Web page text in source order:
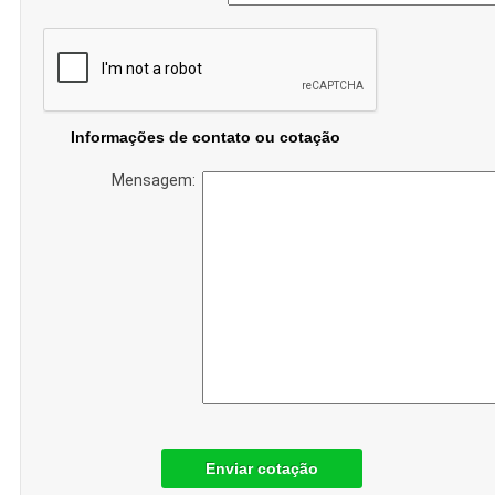
Informações de contato ou cotação
Mensagem:
Enviar cotação